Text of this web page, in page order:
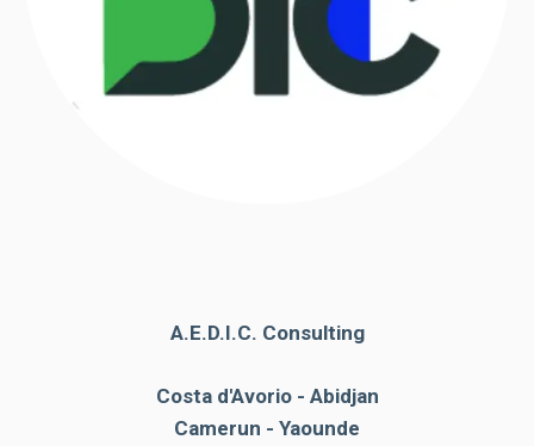
A.E.D.I.C. Consulting
Costa d'Avorio - Abidjan
Camerun - Yaounde